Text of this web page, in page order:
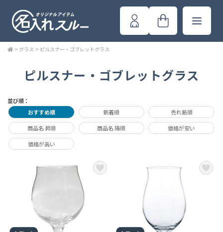
> グラス > ピルスナー・ゴブレットグラス
ピルスナー・ゴブレットグラス
並び順：
おすすめ順
新着順 売れ筋順
商品名 昇順 商品名 降順 価格が安い
価格が高い